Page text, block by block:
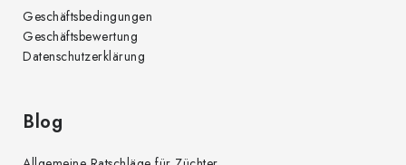
Geschäftsbedingungen
Geschäftsbewertung
Datenschutzerklärung
Blog